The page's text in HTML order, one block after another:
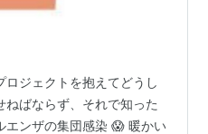
ジェクトを抱えてどうし
ばならず、それで知った
エンザの集団感染 😱 暖かい